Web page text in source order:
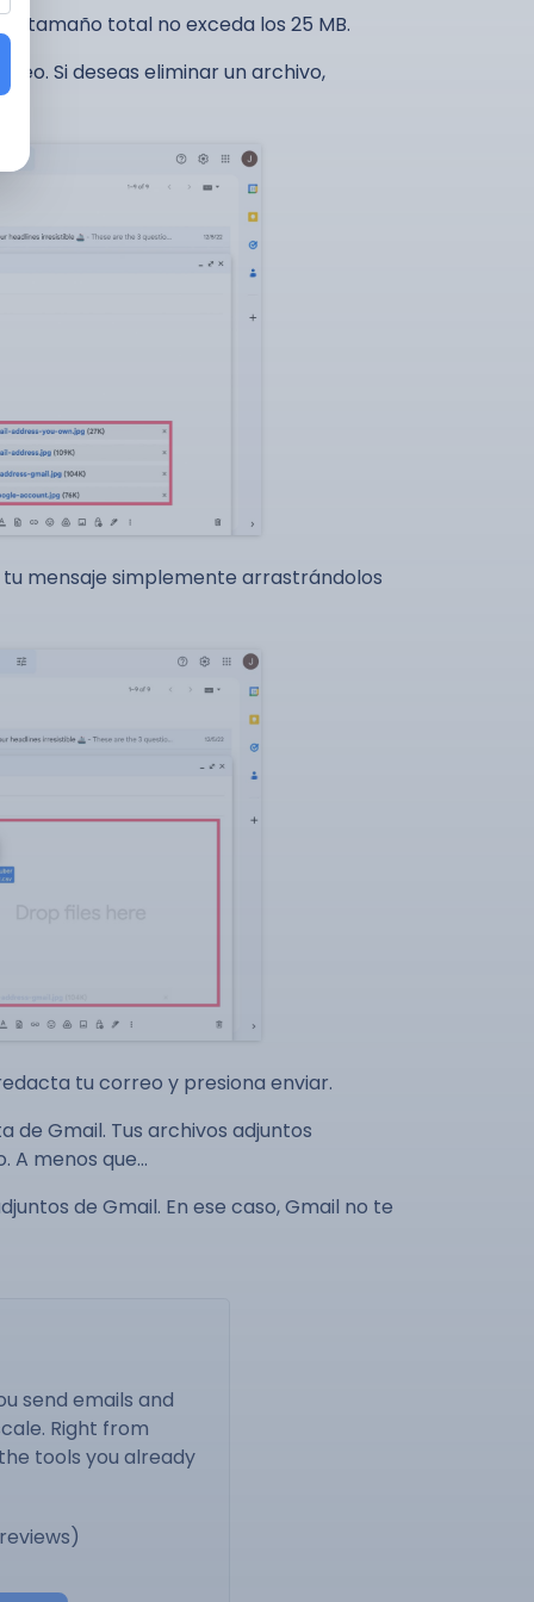
tamaño total no exceda los 25 MB.
Si deseas eliminar un archivo,
mensaje simplemente arrastrándolos
tu correo y presiona enviar.
de Gmail. Tus archivos adjuntos
A menos que…
de Gmail. En ese caso, Gmail no te
send emails and
Right from
tools you already